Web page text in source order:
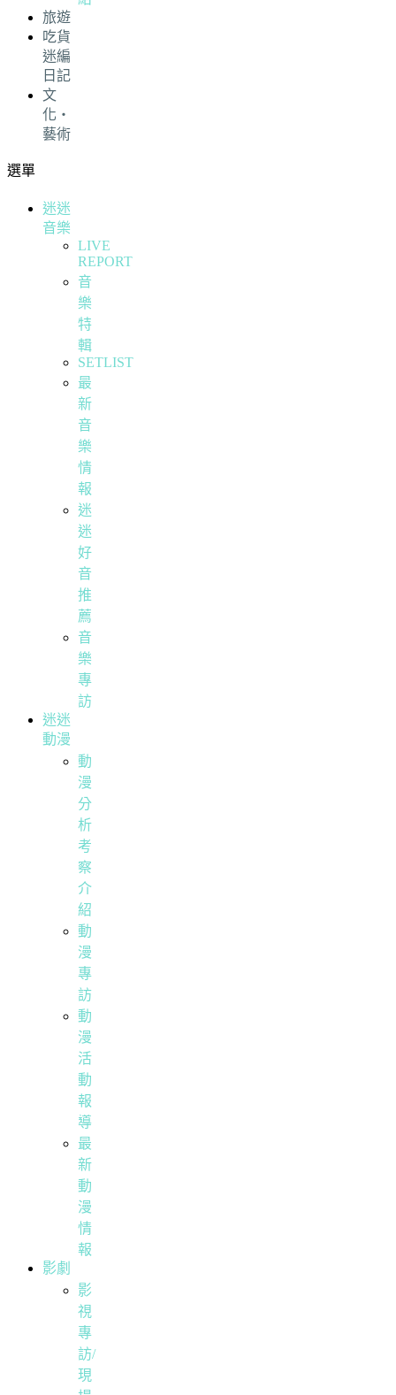
旅遊
吃貨
迷編
日記
文
化・
藝術
選單
迷迷
音樂
LIVE
REPORT
音
樂
特
輯
SETLIST
最
新
音
樂
情
報
迷
迷
好
音
推
薦
音
樂
專
訪
迷迷
動漫
動
漫
分
析
考
察
介
紹
動
漫
專
訪
動
漫
活
動
報
導
最
新
動
漫
情
報
影劇
影
視
專
訪/
現